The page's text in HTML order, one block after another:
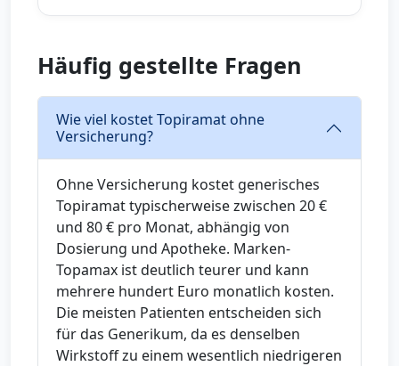
Häufig gestellte Fragen
Wie viel kostet Topiramat ohne
Versicherung?
Ohne Versicherung kostet generisches
Topiramat typischerweise zwischen 20 €
und 80 € pro Monat, abhängig von
Dosierung und Apotheke. Marken-
Topamax ist deutlich teurer und kann
mehrere hundert Euro monatlich kosten.
Die meisten Patienten entscheiden sich
für das Generikum, da es denselben
Wirkstoff zu einem wesentlich niedrigeren